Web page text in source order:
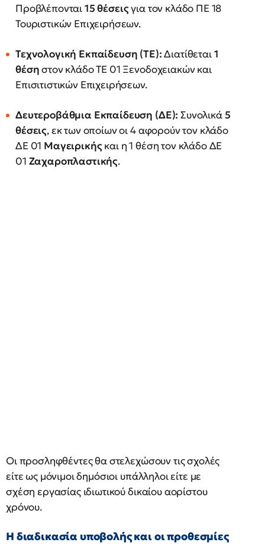
Προβλέπονται15 θέσειςγια τον κλάδο ΠΕ 18
Τουριστικών Επιχειρήσεων.
Τεχνολογική Εκπαίδευση (ΤΕ):Διατίθεται1
θέσηστον κλάδο ΤΕ 01 Ξενοδοχειακών και
Επισιτιστικών Επιχειρήσεων.
Δευτεροβάθμια Εκπαίδευση (ΔΕ): Συνολικά5
θέσεις, εκ των οποίων οι 4 αφορούν τον κλάδο
ΔΕ 01 Μαγειρικήςκαι η 1 θέση τον κλάδο ΔΕ
01 Ζαχαροπλαστικής.
Οι προσληφθέντες θα στελεχώσουν τις σχολές
είτε ως μόνιμοι δημόσιοι υπάλληλοι είτε με
σχέση εργασίας ιδιωτικού δικαίου αορίστου
χρόνου.
Η διαδικασία υποβολής και οι προθεσμίες